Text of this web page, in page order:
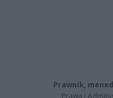
Prawnik,
Prawa i